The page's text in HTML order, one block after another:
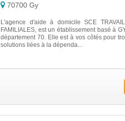
70700 Gy
L'agence d'aide à domicile SCE
FAMILIALES, est un établissement basé à
département 70. Elle est à vos côtés pour
solutions liées à la dépenda...